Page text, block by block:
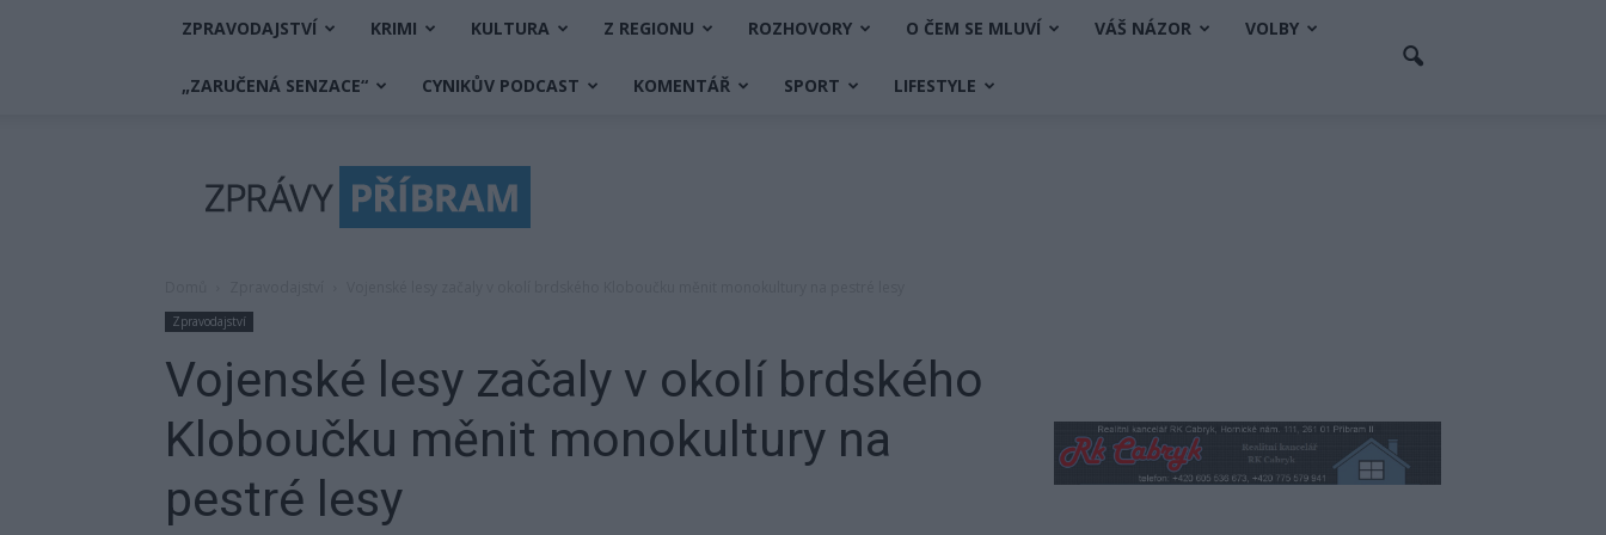
ZPRAVODAJSTVÍ KRIMI KULTURA Z REGIONU ROZHOVORY O ČEM SE MLUVÍ VÁŠ NÁZOR VOLBY
„ZARUČENÁ SENZACE“ CYNIKŮV PODCAST KOMENTÁŘ SPORT LIFESTYLE
Příbram
Zpravodajství
Vojenské lesy začaly v okolí brdského
Kloboučku měnit monokultury na
pestré lesy